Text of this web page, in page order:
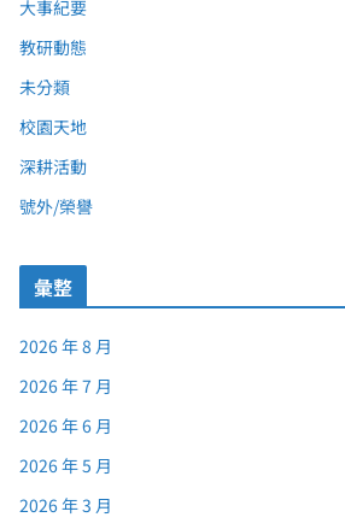
大事紀要
教研動態
未分類
校園天地
深耕活動
號外/榮譽
彙整
2026 年 8 月
2026 年 7 月
2026 年 6 月
2026 年 5 月
2026 年 3 月